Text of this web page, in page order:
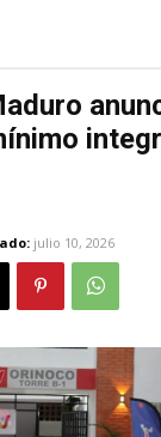
julio 10, 2026